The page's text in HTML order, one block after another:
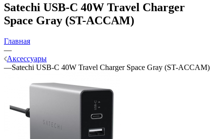
Satechi USB-C 40W Travel Charger
Space Gray (ST-ACCAM)
Главная
—
Аксессуары
—Satechi USB-C 40W Travel Charger Space Gray (ST-ACCAM)